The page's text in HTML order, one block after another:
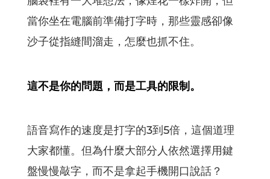
當你坐在電腦前準備打字時，那些靈感卻像
沙子從指縫間溜走，怎麼也抓不住。
這不是你的問題，而是工具的限制。
語音寫作的速度是打字的3到5倍，這個道理
大家都懂。但為什麼大部分人依然選擇用鍵
盤慢慢敲字，而不是拿起手機開口說話？